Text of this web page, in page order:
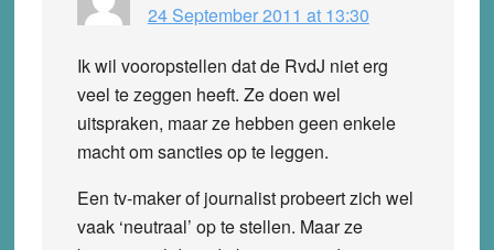
24 September 2011 at 13:30
Ik wil vooropstellen dat de RvdJ niet erg
veel te zeggen heeft. Ze doen wel
uitspraken, maar ze hebben geen enkele
macht om sancties op te leggen.
Een tv-maker of journalist probeert zich wel
vaak ‘neutraal’ op te stellen. Maar ze